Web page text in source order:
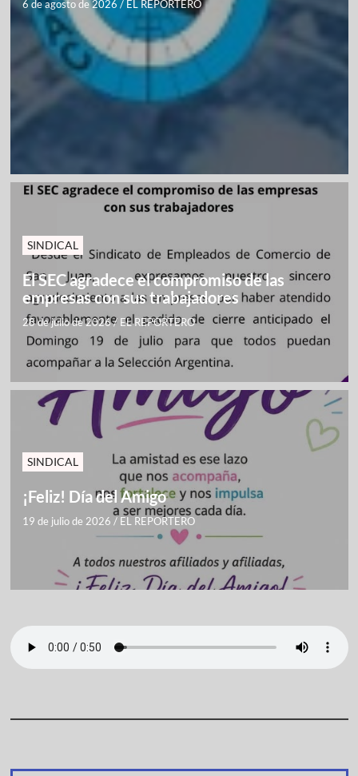
6 de agosto de 2026 / EL REPORTERO
SINDICAL
El SEC agradece el compromiso de las
empresas con sus trabajadores
28 de julio de 2026/ EL REPORTERO
SINDICAL
¡Feliz! Día del Amigo
19 de julio de 2026 / EL REPORTERO